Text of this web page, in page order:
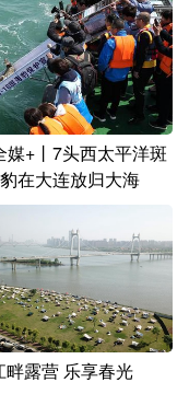
媒+丨7头西太平洋斑
在大连放归大海
畔露营 乐享春光